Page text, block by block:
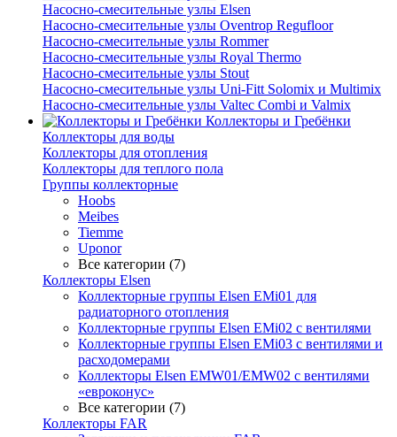
Насосно-смесительные узлы Elsen
Насосно-смесительные узлы Oventrop Regufloor
Насосно-смесительные узлы Rommer
Насосно-смесительные узлы Royal Thermo
Насосно-смесительные узлы Stout
Насосно-смесительные узлы Uni-Fitt Solomix и Multimix
Насосно-смесительные узлы Valtec Combi и Valmix
Коллекторы и Гребёнки
Коллекторы для воды
Коллекторы для отопления
Коллекторы для теплого пола
Группы коллекторные
Hoobs
Meibes
Tiemme
Uponor
Все категории (7)
Коллекторы Elsen
Коллекторные группы Elsen EMi01 для
радиаторного отопления
Коллекторные группы Elsen EMi02 с вентилями
Коллекторные группы Elsen EMi03 с вентилями и
расходомерами
Коллекторы Elsen EMW01/EMW02 с вентилями
«евроконус»
Все категории (7)
Коллекторы FAR